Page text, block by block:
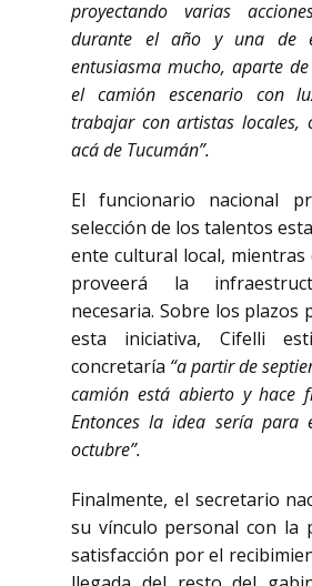
proyectando varias
durante el año y una de
entusiasma mucho, aparte
el camión escenario con
trabajar con artistas locales,
acá de Tucumán”.
El funcionario nacional
selección de los talentos
ente cultural local, mientras
proveerá la
necesaria. Sobre los plazos
esta iniciativa, Cifelli
concretaría “a partir de
camión está abierto y hace
Entonces la idea sería para
octubre”.
Finalmente, el secretario
su vínculo personal con la
satisfacción por el